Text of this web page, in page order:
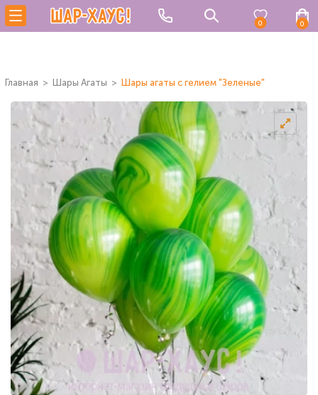
0 0
Главная Шары Агаты Шары агаты с гелием "Зеленые"